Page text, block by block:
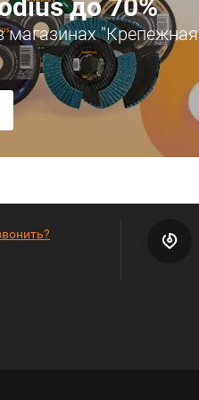
до 70%
"Крепежная